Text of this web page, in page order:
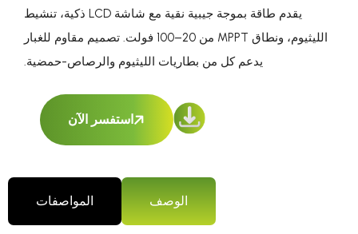
يقدم طاقة بموجة جيبية نقية مع شاشة LCD ذكية، تنشيط
الليثيوم، ونطاق MPPT من 20–100 فولت. تصميم مقاوم للغبار
يدعم كل من بطاريات الليثيوم والرصاص-حمضية.
استفسر الآن
المواصفات الوصف